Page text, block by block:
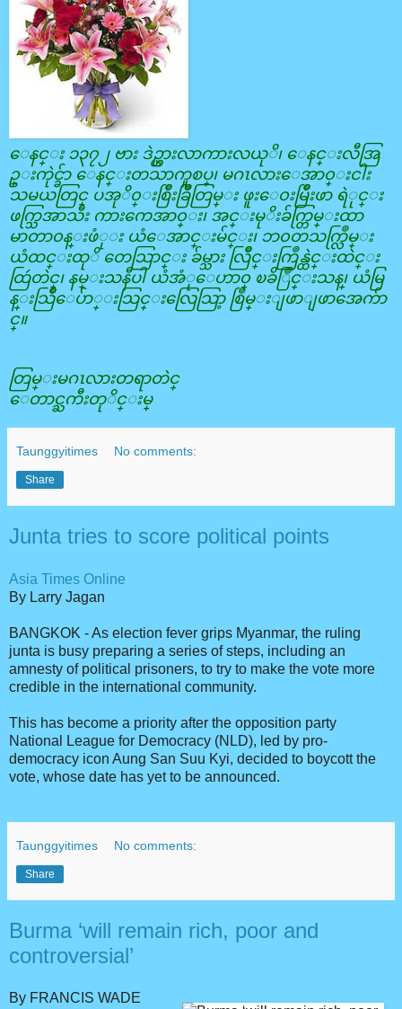
ေနင္း ၁၃၇၂ ဗား ဒဲဥ္ဟားလာကားလယုိ၊ေနင္းလီအြ
ဥ္းကုဲင္ခ်ာ ေနင္းတသာကူစပ္၊ မဂၤလားေအာ၀္းငါး
သမယတြင္ ပအုိ၀္းစြိဳးခြိဳတြမ္း ဖူးေ၀းမြိဳးဖာ ရဲုင္း
ဖက္သြအာသီး ကားကေအာ၀္း၊ အင္းမုိးခ်က္တြမ္းထာ
မာတာ၀န္းဖံုး ယံေအာင္းမ်င္း၊ ဘ၀တသက္လြဳမ္း
ယံထင္းထုိ တေသြာင္း ခ်မ္သား လြဳိင္းကြဳန္ထဲင္းထဲင္း
ထြဴတဲင္၊ နမ္းသနီပါ ယံအံုေဟာ၀္ ၿခိြဳင္းသန္၊ ယံမြ
န္းသြဳိေပ်ာ္းသြင္းလြေသြာ့ စြဳမ္းျဖာျဖာအေက်ာ
င္။
တြမ္းမဂၤလားတရာတဲင္
ေတာင္ႀကီးတုိင္းမ္
Taunggyitimes No comments:
Share
Junta tries to score political points
Asia Times Online
By Larry Jagan
BANGKOK - As election fever grips Myanmar, the ruling
junta is busy preparing a series of steps, including an
amnesty of political prisoners, to try to make the vote more
credible in the international community.
This has become a priority after the opposition party
National League for Democracy (NLD), led by pro-
democracy icon Aung San Suu Kyi, decided to boycott the
vote, whose date has yet to be announced.
Taunggyitimes No comments:
Share
Burma ‘will remain rich, poor and
controversial’
By FRANCIS WADE